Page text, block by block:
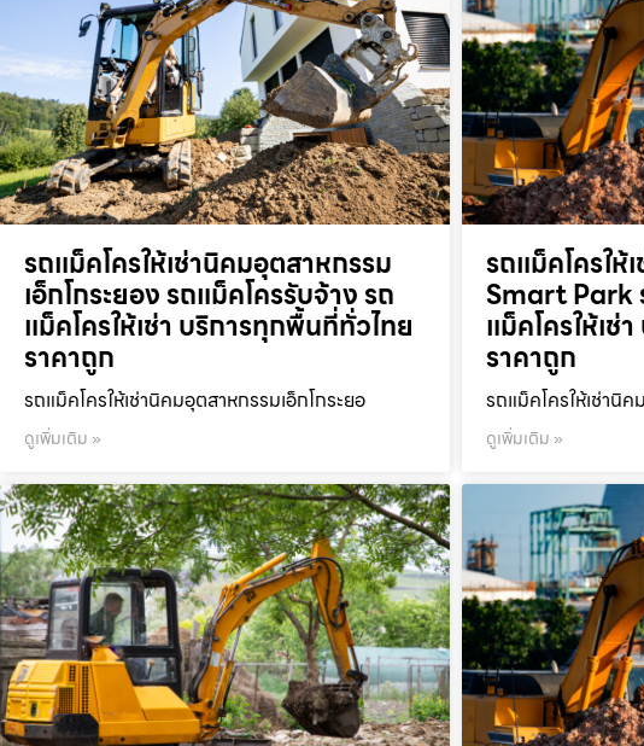
รถแม็คโครให้เช่านิคมอุตสาหกรรม
เอ็กโกระยอง รถแม็คโครรับจ้าง รถ
แม็คโครให้เช่า บริการทุกพื้นที่ทั่วไทย
ราคาถูก
รถแม็คโครให้เช่านิคมอุตสาหกรรมเอ็กโกระยอ
ดูเพิ่มเติม »
รถแม็คโครให้
Smart Park
แม็คโครให้เช่
ราคาถูก
รถแม็คโครให้เช่านิ
ดูเพิ่มเติม »